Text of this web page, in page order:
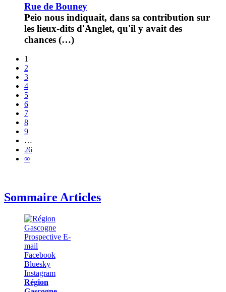
Rue de Bouney
Peio nous indiquait, dans sa contribution sur
les lieux-dits d'Anglet, qu'il y avait des
chances (…)
1
2
3
4
5
6
7
8
9
…
26
∞
Sommaire Articles
Région